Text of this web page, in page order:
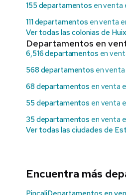
155 departamentos en venta
111 departamentos en venta
Ver todas las colonias de
Departamentos en
6,516 departamentos en
568 departamentos en
68 departamentos en venta
55 departamentos en venta
35 departamentos en venta
Ver todas las ciudades de
Encuentra más